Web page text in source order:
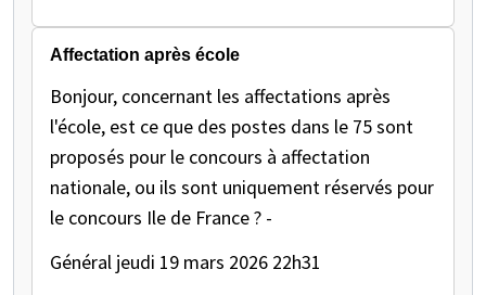
Affectation après école
Bonjour, concernant les affectations après
l'école, est ce que des postes dans le 75 sont
proposés pour le concours à affectation
nationale, ou ils sont uniquement réservés pour
le concours Ile de France ? -
Général jeudi 19 mars 2026 22h31